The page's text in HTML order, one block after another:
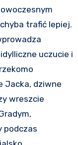
trafić lepiej.
uczucie i
Jacka, dziwne
wreszcie
podczas